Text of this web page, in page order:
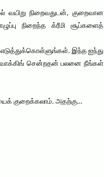
வயிறு நிறைவதுடன், குறைவான
நிறைந்த க்ரீமி சூப்களைத்
எடுத்துக்கொள்ளுங்கள். இந்த ஐந்து
வாக்கிங் சென்றதன் பலனை நீங்கள்
குறைக்கலாம். அதற்கு…